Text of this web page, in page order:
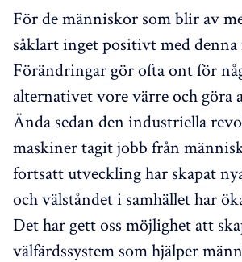
För de människor som blir av
såklart inget positivt med denna
Förändringar gör ofta ont för
alternativet vore värre och göra
Ända sedan den industriella
maskiner tagit jobb från
fortsatt utveckling har skapat
och välståndet i samhället har
Det har gett oss möjlighet att
välfärdssystem som hjälper